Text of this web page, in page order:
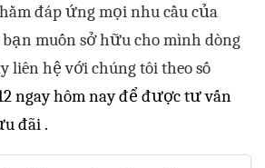
đáp ứng mọi nhu cầu của
bạn muốn sở hữu cho mình dòng
liên hệ với chúng tôi theo số
ngay hôm nay để được tư vấn
đãi .